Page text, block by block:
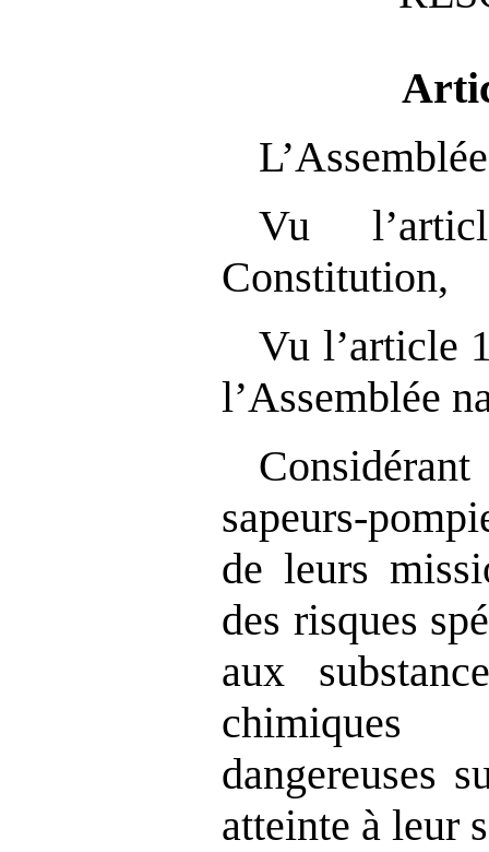
Vu
Constitution,
Vu l’article
l’Assemblée
de leurs
des risques
aux
dangereuses
atteinte à leur